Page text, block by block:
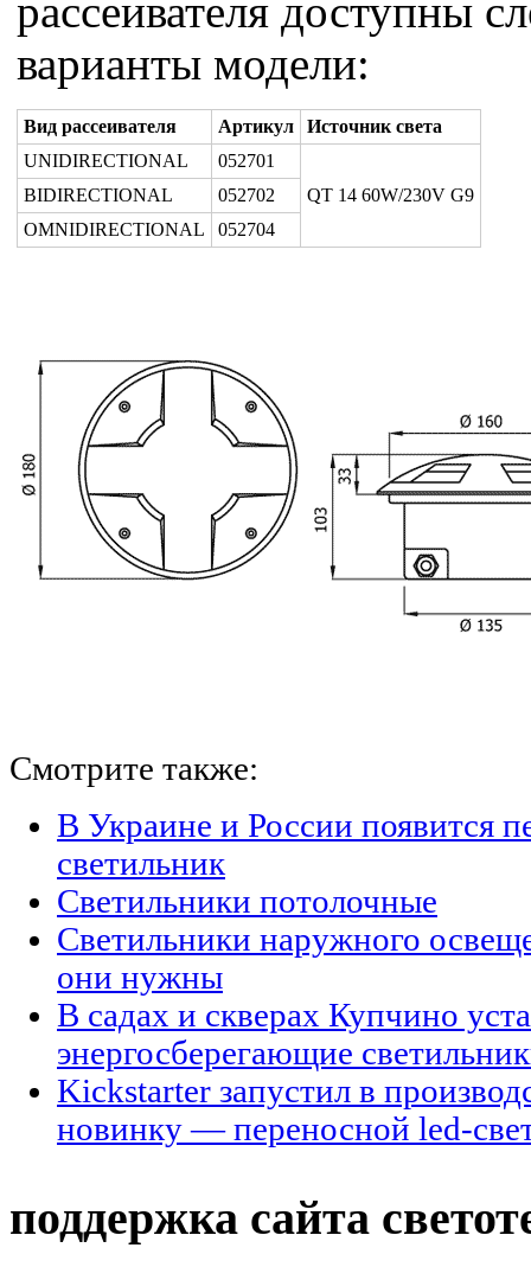
рассеивателя доступны
варианты модели:
Вид рассеивателя Артикул
Источник света
UNIDIRECTIONAL
052701
QT 14 60W/230V G9
BIDIRECTIONAL
052702
OMNIDIRECTIONAL
052704
Смотрите также:
В Украине и России появится
светильник
Светильники потолочные
Светильники наружного
они нужны
В садах и скверах Купчино
энергосберегающие
Kickstarter запустил в
новинку — переносной led-
поддержка сайта